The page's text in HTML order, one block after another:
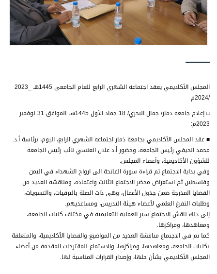
المجلس الأكاديمي يعقد اجتماعه الشهري الرابع للعام الجامعي 1445هـ _2023
/2024م
□ إعلام جامعة ذمار/ جمال البحري/ 18 جماد الأول 1445هـ، الموافق 31 نوفمبر
2023م:
■ عقد المجلس الأكاديمي بجامعة ذمار اجتماعه الشهري الرابع، اليوم، برئاسة أ.د.
محمد الحيفي رئيس الجامعة، وحضور أ.د عادل العنسي نائب رئيس الجامعة
للشؤون الأكاديمية، وأعضاء المجلس.
وفي بداية الاجتماع تم قراءة سورة الفاتحة الى ارواح الشهداء في اليمن
وفلسطين ثم استعراض محضر الاجتماع الثالث واعتماده، ومناقشة العديد من
القضايا المدرجة ضمن جدول الأعمال، وهي ذات الصلة بالترقيات، والتسويات،
وطلبات التفرغ العلمي لأعضاء هيئة التدريس، ومساعديهم.
إلى ذلك ناقش الاجتماع سير العملية التعليمية في مختلف كليات الجامعة،
ومعاهدها، ومراكزها.
كما تم في الاجتماع مناقشة العديد من المواضيع والقضايا الأكاديمية، والمتعلقة
بكليات الجامعة، ومعاهدها، ومراكزها، والاستماع للمقترحات المقدمة من أعضاء
المجلس الأكاديمي بشأن حلها، وإصدار القرارات المناسبة لها.